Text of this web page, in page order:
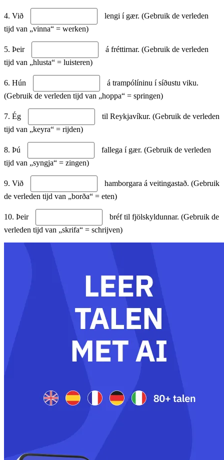
4. Við
lengi í gær. (Gebruik de verleden
tijd van „vinna“ = werken)
5. Þeir
á fréttirnar. (Gebruik de verleden
tijd van „hlusta“ = luisteren)
6. Hún
á trampólíninu í síðustu viku.
(Gebruik de verleden tijd van „hoppa“ = springen)
7. Ég
til Reykjavíkur. (Gebruik de verleden
tijd van „keyra“ = rijden)
8. Þú
fallega í gær. (Gebruik de verleden
tijd van „syngja“ = zingen)
9. Við
hamborgara á veitingastað. (Gebruik
de verleden tijd van „borða“ = eten)
10. Þeir
bréf til fjölskyldunnar. (Gebruik de
verleden tijd van „skrifa“ = schrijven)